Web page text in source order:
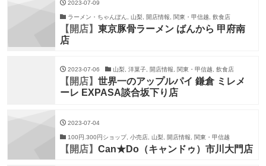
2023-07-09
ラーメン・ちゃんぽん, 山梨, 開店情報, 関東・甲信越, 飲食店
【開店】 東京豚骨ラーメン ばんから 甲府南
店
2023-07-06 山梨, 洋菓子, 開店情報, 関東・甲信越, 飲食店
【開店】 世界一のアップルパイ 鎌倉 ミレメ
ーレ EXPASA談合坂下り店
2023-07-04
100円.300円ショップ, 小売店, 山梨, 開店情報, 関東・甲信越
【開店】 Can★Do（キャンドゥ）市川大門店